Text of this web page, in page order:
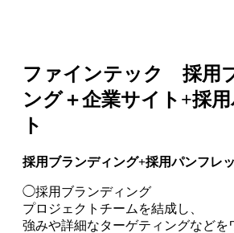
ファインテック 採用
ング＋企業サイト+採
ト
採用ブランディング+採用パンフレ
◯採用ブランディング
プロジェクトチームを結成し、
強みや詳細なターゲティングなどを